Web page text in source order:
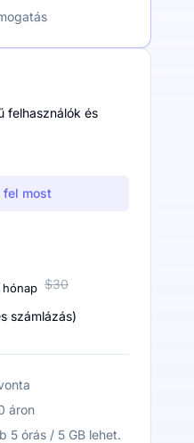
felhasználók és
fel most
hónap $30
számlázás)
áron
5 órás / 5 GB lehet.